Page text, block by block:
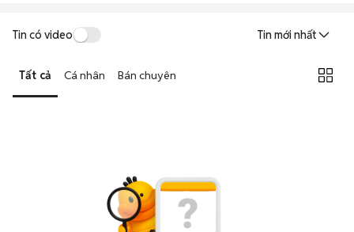
Tin có video Tin mới nhất
Tất cả Cá nhân Bán chuyên